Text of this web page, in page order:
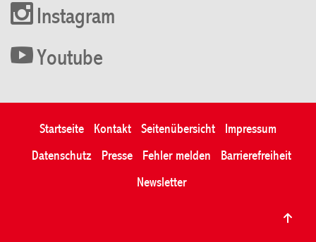
Instagram
Youtube
Startseite Kontakt Seitenübersicht
Impressum
Datenschutz
Presse Fehler melden
Barrierefreiheit
Newsletter